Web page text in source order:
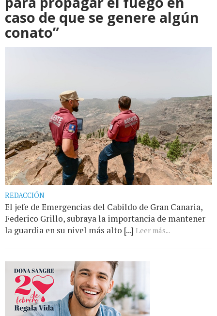
caso de que se genere algún
conato”
REDACCIÓN
El jefe de Emergencias del Cabildo de Gran Canaria,
Federico Grillo, subraya la importancia de mantener
la guardia en su nivel más alto [...] Leer más...